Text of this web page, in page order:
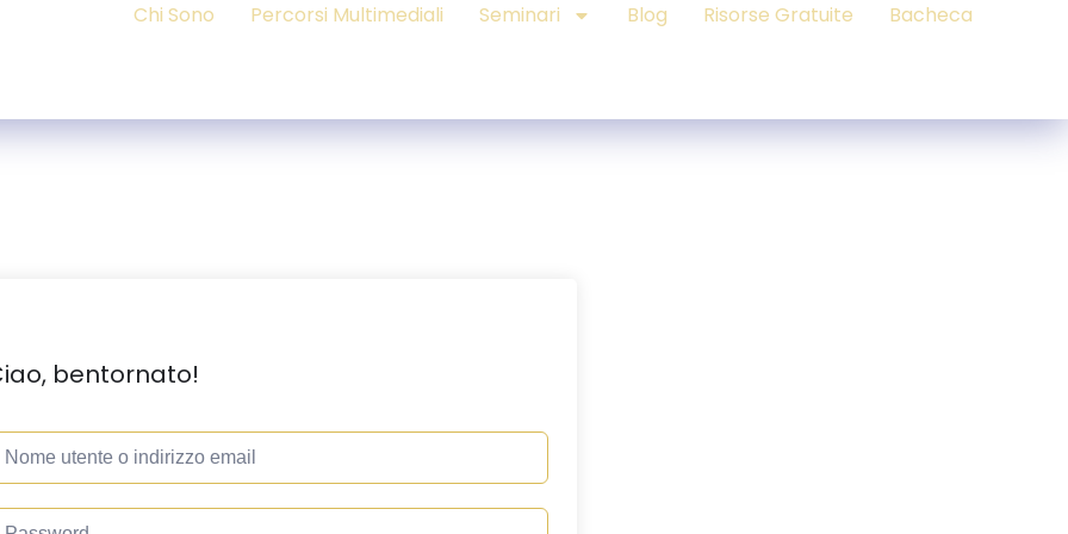
Chi Sono Percorsi Multimediali Seminari Blog Risorse Gratuite Bacheca
bentornato!